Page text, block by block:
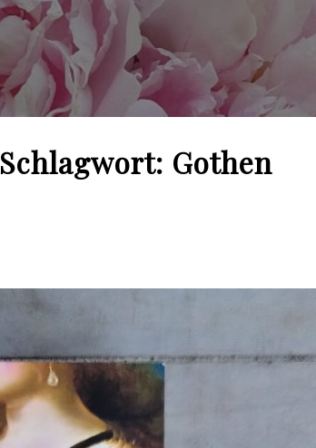
Schlagwort: Gothen